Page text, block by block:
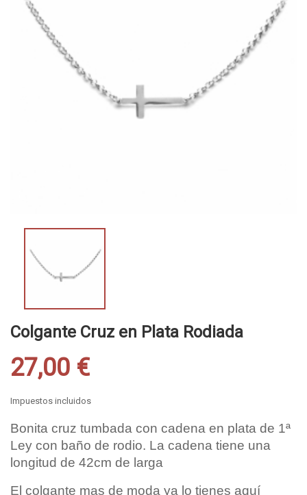
Colgante Cruz en Plata Rodiada
27,00 €
Impuestos incluidos
Bonita cruz tumbada con cadena en plata de 1ª
Ley con baño de rodio. La cadena tiene una
longitud de 42cm de larga
El colgante mas de moda ya lo tienes aquí